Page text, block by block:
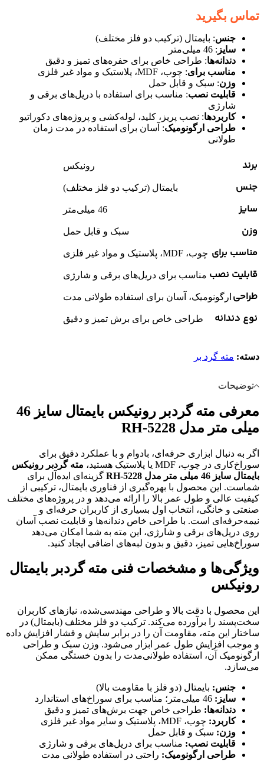
تماس بگیرید
جنس: بایمتال (ترکیب دو فلز مختلف)
سایز : 46 میلی‌متر
دندانه‌ها: طراحی خاص برای حفره‌های تمیز و دقیق
مناسب برای: چوب، MDF، پلاستیک و مواد غیر فلزی
وزن: سبک و قابل حمل
قابلیت نصب: مناسب برای استفاده با دریل‌های برقی و
شارژی
کاربردها: نصب پریز، کلید، لوله‌کشی و پروژه‌های دکوراتیو
طراحی ارگونومیک: آسان برای استفاده در مدت زمان
طولانی
برند رونیکس
جنس بایمتال (ترکیب دو فلز مختلف)
سایز 46 میلی‌متر
وزن سبک و قابل حمل
مناسب برای چوب، MDF، پلاستیک و مواد غیر فلزی
قابلیت نصب مناسب برای دریل‌های برقی و شارژی
طراحی ارگونومیک، آسان برای استفاده طولانی مدت
نوع دندانه طراحی خاص برای برش تمیز و دقیق
دسته: مته گرد بر
توضیحات
معرفی مته گردبر رونیکس بایمتال سایز 46
میلی متر مدل RH-5228
اگر به دنبال ابزاری حرفه‌ای، بادوام و با عملکرد دقیق برای
سوراخ‌کاری در چوب، MDF یا پلاستیک هستید،
مته گردبر رونیکس
بایمتال سایز 46 میلی متر مدل RH-5228
گزینه‌ای ایده‌آل برای
شماست. این محصول با بهره‌گیری از فناوری بایمتال، ترکیبی از
کیفیت عالی و طول عمر بالا را ارائه می‌دهد و در پروژه‌های مختلف
صنعتی و خانگی، انتخاب اول بسیاری از کاربران حرفه‌ای و
نیمه‌حرفه‌ای است. با طراحی خاص دندانه‌ها و قابلیت نصب آسان
روی دریل‌های برقی و شارژی، این مته به شما امکان می‌دهد
سوراخ‌هایی تمیز، دقیق و بدون لبه‌های اضافی ایجاد کنید.
ویژگی‌ها و مشخصات فنی مته گردبر بایمتال
رونیکس
این محصول با دقت بالا و طراحی مهندسی‌شده، نیازهای کاربران
سخت‌پسند را برآورده می‌کند. ترکیب دو فلز مختلف (بایمتال) در
ساختار این مته، مقاومت آن را در برابر سایش و فشار افزایش داده
و موجب افزایش طول عمر ابزار می‌شود. وزن سبک و طراحی
ارگونومیک آن، استفاده طولانی‌مدت را بدون خستگی ممکن
می‌سازد.
جنس:بایمتال (دو فلز با مقاومت بالا)
سایز:46 میلی‌متر؛ مناسب برای سوراخ‌های استاندارد
دندانه‌ها:طراحی خاص جهت برش‌های تمیز و دقیق
کاربرد:چوب، MDF، پلاستیک و سایر مواد غیر فلزی
وزن:سبک و قابل حمل
قابلیت نصب:مناسب برای دریل‌های برقی و شارژی
طراحی ارگونومیک:راحتی در استفاده طولانی مدت